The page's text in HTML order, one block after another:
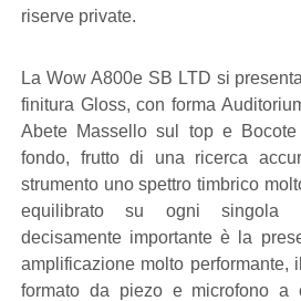
riserve private.
La Wow A800e SB LTD si
finitura Gloss, con forma
Abete Massello sul top e
fondo, frutto di una ricerca
strumento uno spettro timbrico
equilibrato su ogni singola
decisamente importante è la
amplificazione molto performante,
formato da piezo e microfono a